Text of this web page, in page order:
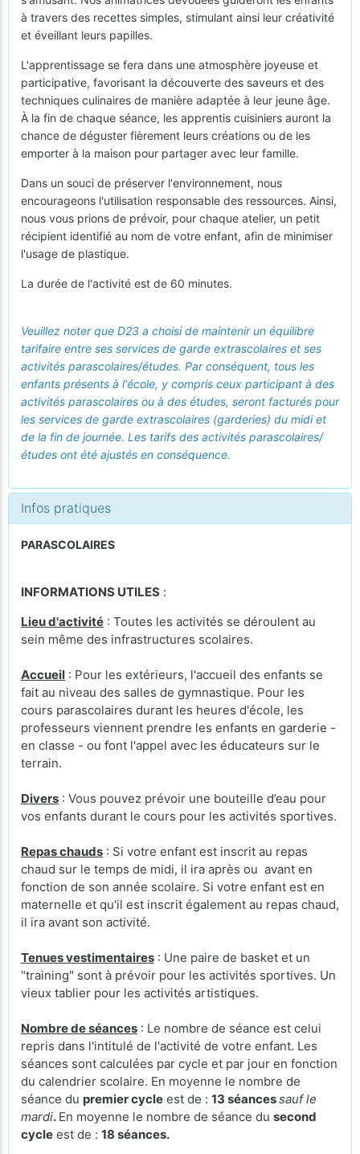
à travers des recettes simples, stimulant ainsi leur créativité
et éveillant leurs papilles.
L'apprentissage se fera dans une atmosphère joyeuse et
participative, favorisant la découverte des saveurs et des
techniques culinaires de manière adaptée à leur jeune âge.
À la fin de chaque séance, les apprentis cuisiniers auront la
chance de déguster fièrement leurs créations ou de les
emporter à la maison pour partager avec leur famille.
Dans un souci de préserver l'environnement, nous
encourageons l'utilisation responsable des ressources. Ainsi,
nous vous prions de prévoir, pour chaque atelier, un petit
récipient identifié au nom de votre enfant, afin de minimiser
l'usage de plastique.
La durée de l'activité est de 60 minutes.
Veuillez noter que D23 a choisi de maintenir un équilibre
tarifaire entre ses services de garde extrascolaires et ses
activités parascolaires/études. Par conséquent, tous les
enfants présents à l'école, y compris ceux participant à des
activités parascolaires ou à des études, seront facturés pour
les services de garde extrascolaires (garderies) du midi et
de la fin de journée. Les tarifs des activités parascolaires/
études ont été ajustés en conséquence.
Infos pratiques
PARASCOLAIRES
INFORMATIONS UTILES :
Lieu d'activité : Toutes les activités se déroulent au
sein même des infrastructures scolaires.
Accueil : Pour les extérieurs, l'accueil des enfants se
fait au niveau des salles de gymnastique. Pour les
cours parascolaires durant les heures d'école, les
professeurs viennent prendre les enfants en garderie -
en classe - ou font l'appel avec les éducateurs sur le
terrain.
Divers : Vous pouvez prévoir une bouteille d’eau pour
vos enfants durant le cours pour les activités sportives.
Repas chauds : Si votre enfant est inscrit au repas
chaud sur le temps de midi, il ira après ou avant en
fonction de son année scolaire. Si votre enfant est en
maternelle et qu'il est inscrit également au repas chaud,
il ira avant son activité.
Tenues vestimentaires : Une paire de basket et un
"training" sont à prévoir pour les activités sportives. Un
vieux tablier pour les activités artistiques.
Nombre de séances : Le nombre de séance est celui
repris dans l'intitulé de l'activité de votre enfant. Les
séances sont calculées par cycle et par jour en fonction
du calendrier scolaire. En moyenne le nombre de
séance du premier cycle est de : 13 séancessauf le
mardi. En moyenne le nombre de séance du second
cycle est de : 18 séances.